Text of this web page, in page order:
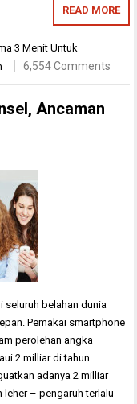
READ MORE
3 Menit Untuk
6,554 Comments
Ancaman
seluruh belahan dunia
Pemakai smartphone
perolehan angka
2 milliar di tahun
adanya 2 milliar
– pengaruh terlalu